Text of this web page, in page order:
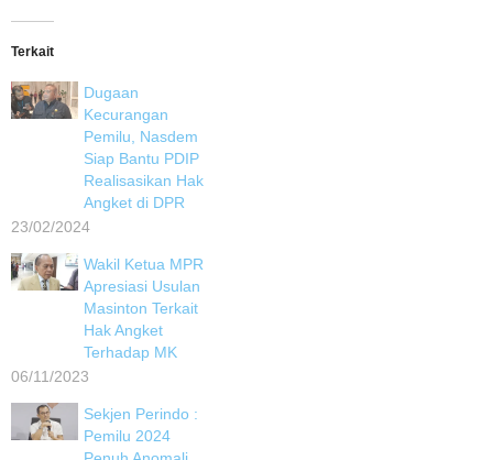
Terkait
Dugaan
Kecurangan
Pemilu, Nasdem
Siap Bantu PDIP
Realisasikan Hak
Angket di DPR
23/02/2024
Wakil Ketua MPR
Apresiasi Usulan
Masinton Terkait
Hak Angket
Terhadap MK
06/11/2023
Sekjen Perindo :
Pemilu 2024